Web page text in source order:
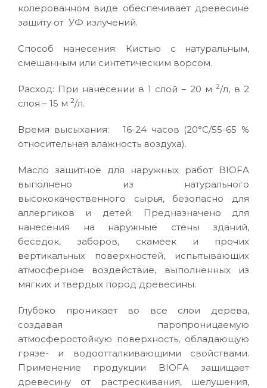
колерованном виде обеспечивает древесине
защиту от УФ излучений.
Способ нанесения: Кистью с натуральным,
смешанным или синтетическим ворсом.
Расход: При нанесении в 1 слой – 20 м2/л, в 2
слоя – 15 м 2/л.
Время высыхания: 16-24 часов (20°C/55-65 %
относительная влажность воздуха).
Масло защитное для наружных работ BIOFA
выполнено из натурального
высококачественного сырья, безопасно для
аллергиков и детей. Предназначено для
нанесения на наружные стены зданий,
беседок, заборов, скамеек и прочих
вертикальных поверхностей, испытывающих
атмосферное воздействие, выполненных из
мягких и твердых пород древесины.
Глубоко проникает во все слои дерева,
создавая паропроницаемую
атмосферостойкую поверхность, обладающую
грязе- и водоотталкивающими свойствами.
Применение продукции BIOFA защищает
древесину от растрескивания, шелушения,